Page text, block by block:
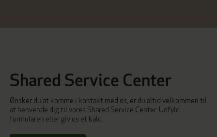
Shared Service Center
Ønsker du at komme i kontakt med os, er du altid velkommen til
at henvende dig til vores Shared Service Center. Udfyld
formularen eller giv os et kald.